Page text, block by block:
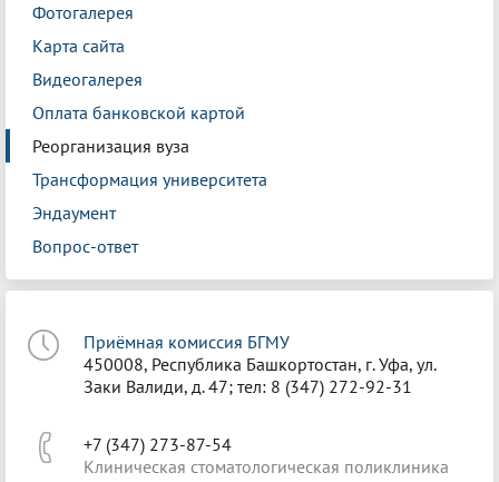
Фотогалерея
Карта сайта
Видеогалерея
Оплата банковской картой
Реорганизация вуза
Трансформация университета
Эндаумент
Вопрос-ответ
Приёмная комиссия БГМУ
450008, Республика Башкортостан, г. Уфа, ул.
Заки Валиди, д. 47; тел: 8 (347) 272-92-31
+7 (347) 273-87-54
Клиническая стоматологическая поликлиника